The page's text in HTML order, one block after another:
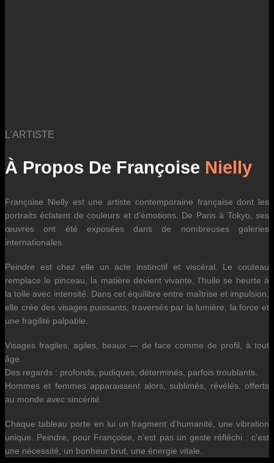
L'ARTISTE
À Propos De Françoise Nielly
Françoise Nielly est une artiste contemporaine française dont les
portraits éclatent de couleurs et d’émotions. De Paris à Tokyo, ses
œuvres ont été exposées dans de nombreuses galeries
internationales.
Peindre est chez elle un acte instinctif et viscéral. Le couteau
remplace le pinceau, la matière devient vivante, l’huile se heurte à
la toile avec intensité. Dans cet équilibre entre maîtrise et impulsion,
elle crée des visages puissants, traversés par la lumière, la force et
une fragilité palpable.
Visages fragiles, agiles, beaux — de face comme de profil, à tout
âge.
Des regards : profonds, pudiques, déterminés, parfois troublants.
Hommes et femmes apparaissent alors, sublimés, révélés, offerts
au monde avec sincérité.
Chaque tableau porte en lui un fragment d’humanité, une vibration
unique. Peindre, pour Françoise, n’est pas un geste réfléchi : c’est
une nécessité, un bonheur brut, une énergie vitale.